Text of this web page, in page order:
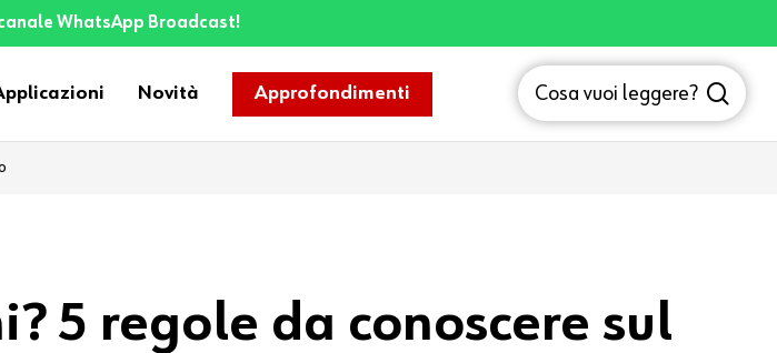
WhatsApp Broadcast!
Novità Approfondimenti Cosa vuoi leggere?
5 regole da conoscere sul